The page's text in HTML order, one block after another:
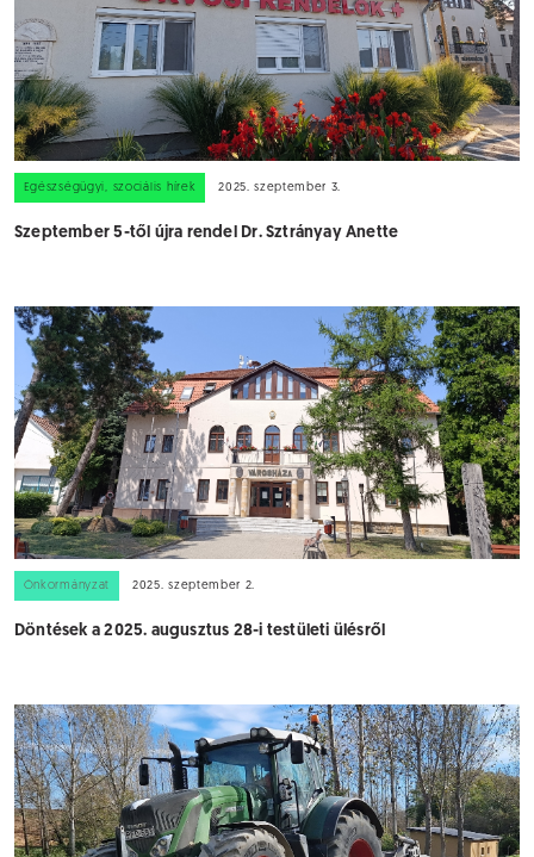
Egészségügyi, szociális hírek 2025. szeptember 3.
Szeptember 5-től újra rendel Dr. Sztrányay Anette
Önkormányzat 2025. szeptember 2.
Döntések a 2025. augusztus 28-i testületi ülésről